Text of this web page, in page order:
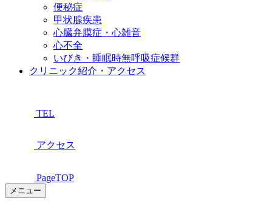
便秘症
甲状腺疾患
心臓弁膜症・心雑音
心不全
いびき・睡眠時無呼吸症候群
クリニック紹介・アクセス
TEL
アクセス
PageTOP
メニュー